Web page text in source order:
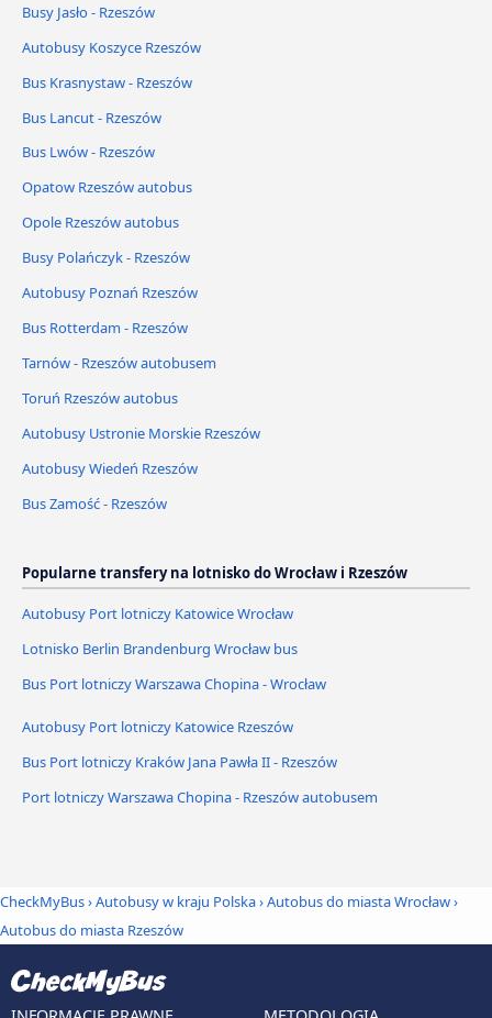
Busy Jasło - Rzeszów
Autobusy Koszyce Rzeszów
Bus Krasnystaw - Rzeszów
Bus Lancut - Rzeszów
Bus Lwów - Rzeszów
Opatow Rzeszów autobus
Opole Rzeszów autobus
Busy Polańczyk - Rzeszów
Autobusy Poznań Rzeszów
Bus Rotterdam - Rzeszów
Tarnów - Rzeszów autobusem
Toruń Rzeszów autobus
Autobusy Ustronie Morskie Rzeszów
Autobusy Wiedeń Rzeszów
Bus Zamość - Rzeszów
Popularne transfery na lotnisko do Wrocław i Rzeszów
Autobusy Port lotniczy Katowice Wrocław
Lotnisko Berlin Brandenburg Wrocław bus
Bus Port lotniczy Warszawa Chopina - Wrocław
Autobusy Port lotniczy Katowice Rzeszów
Bus Port lotniczy Kraków Jana Pawła II - Rzeszów
Port lotniczy Warszawa Chopina - Rzeszów autobusem
CheckMyBus›Autobusy w kraju Polska›Autobus do miasta Wrocław›
Autobus do miasta Rzeszów